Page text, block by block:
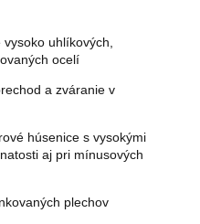
uhlíkových,
ocelí
a zváranie v
húsenice s vysokými
aj pri mínusových
plechov